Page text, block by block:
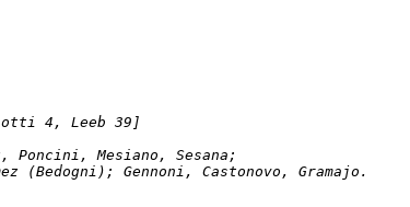
4, Leeb 39]
Poncini, Mesiano, Sesana;
(Bedogni); Gennoni, Castonovo, Gramajo.